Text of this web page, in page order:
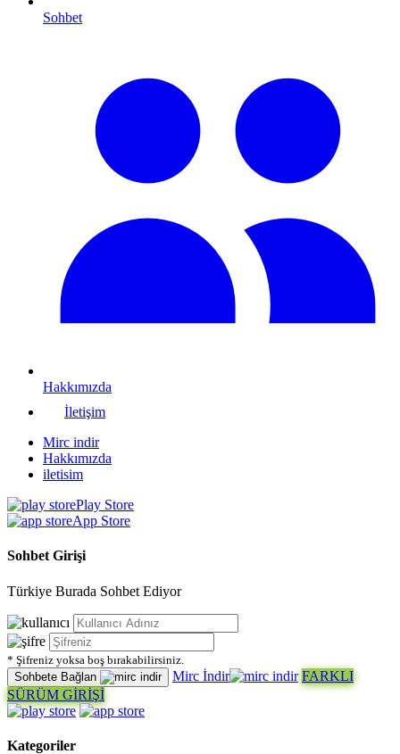
Sohbet
Hakkımızda
İletişim
Mirc indir
Hakkımızda
iletisim
Play Store
App Store
Sohbet Girişi
Türkiye Burada Sohbet Ediyor
* Şifreniz yoksa boş bırakabilirsiniz.
Sohbete Bağlan
Mirc İndir
FARKLI
SÜRÜM GİRİŞİ
Kategoriler